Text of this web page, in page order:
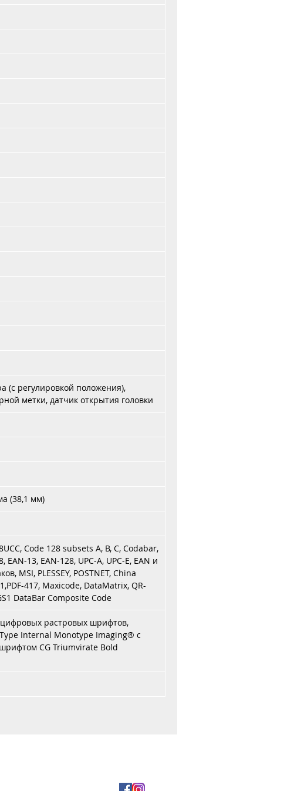
(с регулировкой положения),
метки, датчик открытия головки
(38,1 мм)
Code 128 subsets A, B, C, Codabar,
13, EAN-128, UPC-A, UPC-E, EAN и
MSI, PLESSEY, POSTNET, China
417, Maxicode, DataMatrix, QR-
DataBar Composite Code
растровых шрифтов,
Internal Monotype Imaging® с
CG Triumvirate Bold